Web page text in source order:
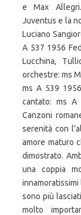
e Max
Juventus e la
Luciano
A 537 1956
Lucchina,
orchestre: ms
ms A 539
cantato: ms
Canzoni
serenità con
amore maturo
dimostrato.
una coppia
innamoratissimi
sono più
molto